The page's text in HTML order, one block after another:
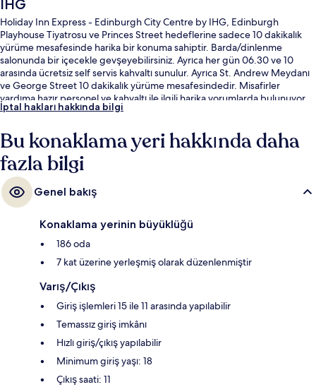
IHG
Holiday Inn Express - Edinburgh City Centre by IHG, Edinburgh
Playhouse Tiyatrosu ve Princes Street hedeflerine sadece 10 dakikalık
yürüme mesafesinde harika bir konuma sahiptir. Barda/dinlenme
salonunda bir içecekle gevşeyebilirsiniz. Ayrıca her gün 06.30 ve 10
arasında ücretsiz self servis kahvaltı sunulur. Ayrıca St. Andrew Meydanı
ve George Street 10 dakikalık yürüme mesafesindedir. Misafirler
yardıma hazır personel ve kahvaltı ile ilgili harika yorumlarda bulunuyor.
Toplu taşıma yakındadır, St Andrew Square Tram Durağı 8 dakikalık ve
İptal hakları hakkında bilgi
Bu konaklama yeri hakkında daha
fazla bilgi
Genel bakış
Konaklama yerinin büyüklüğü
186 oda
7 kat üzerine yerleşmiş olarak düzenlenmiştir
Varış/Çıkış
Giriş işlemleri 15 ile 11 arasında yapılabilir
Temassız giriş imkânı
Hızlı giriş/çıkış yapılabilir
Minimum giriş yaşı: 18
Çıkış saati: 11